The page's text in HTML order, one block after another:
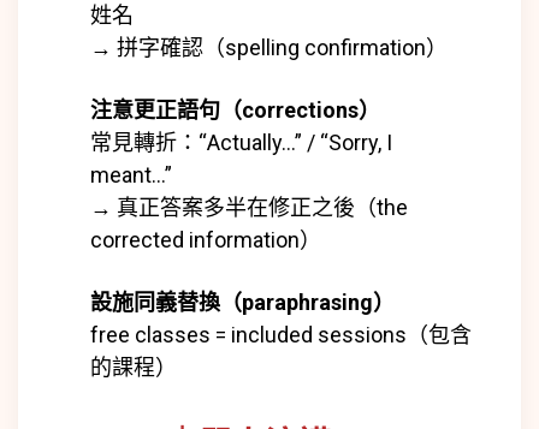
姓名
→ 拼字確認（spelling confirmation）
注意更正語句（corrections）
常見轉折：“Actually…” / “Sorry, I
meant…”
→ 真正答案多半在修正之後（the
corrected information）
設施同義替換（paraphrasing）
free classes = included sessions（包含
的課程）